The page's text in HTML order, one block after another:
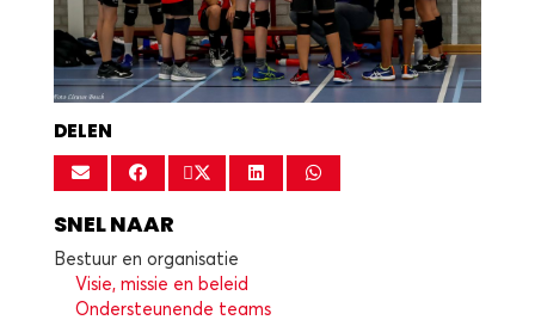
DELEN
SNEL NAAR
Bestuur en organisatie
Visie, missie en beleid
Ondersteunende teams